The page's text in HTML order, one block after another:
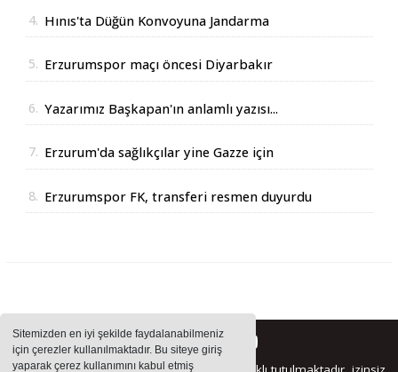
Sitemizden en iyi şekilde faydalanabilmeniz
için çerezler kullanılmaktadır. Bu siteye giriş
yaparak çerez kullanımını kabul etmiş
4. Hınıs'ta Düğün Konvoyuna Jandarma
5. Erzurumspor maçı öncesi Diyarbakır
6. Yazarımız Başkapan'ın anlamlı yazısı...
7. Erzurum'da sağlıkçılar yine Gazze için
8. Erzurumspor FK, transferi resmen duyurdu